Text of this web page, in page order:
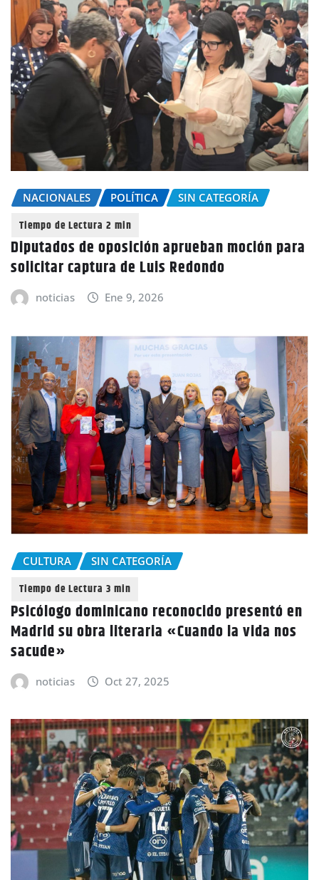
NACIONALES POLÍTICA SIN CATEGORÍA
Diputados de oposición aprueban moción para
solicitar captura de Luis Redondo
noticias Ene 9, 2026
CULTURA SIN CATEGORÍA
Psicólogo dominicano reconocido presentó en
Madrid su obra literaria «Cuando la vida nos
sacude»
noticias Oct 27, 2025